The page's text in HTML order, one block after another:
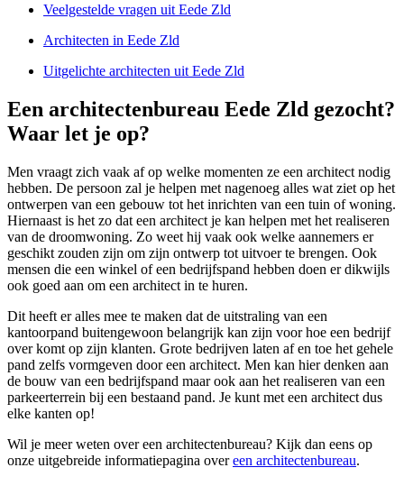
Veelgestelde vragen uit Eede Zld
Architecten in Eede Zld
Uitgelichte architecten uit Eede Zld
Een architectenbureau Eede Zld gezocht?
Waar let je op?
Men vraagt zich vaak af op welke momenten ze een architect nodig
hebben. De persoon zal je helpen met nagenoeg alles wat ziet op het
ontwerpen van een gebouw tot het inrichten van een tuin of woning.
Hiernaast is het zo dat een architect je kan helpen met het realiseren
van de droomwoning. Zo weet hij vaak ook welke aannemers er
geschikt zouden zijn om zijn ontwerp tot uitvoer te brengen. Ook
mensen die een winkel of een bedrijfspand hebben doen er dikwijls
ook goed aan om een architect in te huren.
Dit heeft er alles mee te maken dat de uitstraling van een
kantoorpand buitengewoon belangrijk kan zijn voor hoe een bedrijf
over komt op zijn klanten. Grote bedrijven laten af en toe het gehele
pand zelfs vormgeven door een architect. Men kan hier denken aan
de bouw van een bedrijfspand maar ook aan het realiseren van een
parkeerterrein bij een bestaand pand. Je kunt met een architect dus
elke kanten op!
Wil je meer weten over een architectenbureau? Kijk dan eens op
onze uitgebreide informatiepagina overeen architectenbureau.